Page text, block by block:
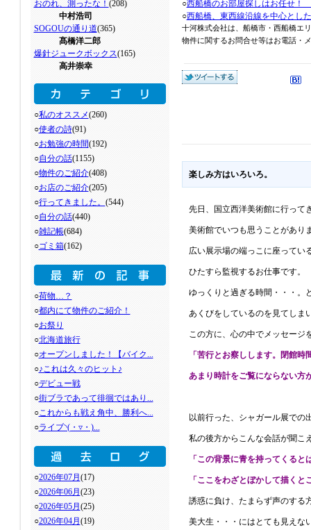
おのれ、測ったな！ (208)
中村浩司
SOGOUの通り道(365)
髙橋洋二郎
爆針ジュークボックス(165)
高井崇幸
○私のオススメ(260)
○使者の詩(91)
○お勉強の時間(192)
○自分の話(1155)
○物件のご紹介(408)
○お店のご紹介(205)
○行ってきました。 (544)
○自分の話(440)
○雑記帳(684)
○ゴミ箱(162)
○荷物…？
○都内にて物件のご紹介！
○お祭り
○北海道旅行
○オープンしました！【バイク...
○♪これは久々のヒット♪
○デビュー戦
○街ブラであって徘徊ではあり...
○これからも戦え角中、勝利へ...
○ライブ◝(・▿・)...
○2026年07月 (17)
○2026年06月 (23)
○2026年05月 (25)
○2026年04月 (19)
○西船橋のお部屋探しはお任せ！
○西船橋、東西線沿線を中心とし
十河株式会社は、船橋市・西船橋エ
物件に関するお問合せ等はお電話・
楽しみ方はいろいろ。
先日、国立西洋美術館に行って
美術館でいつも思うことがあり
広い展示場の端っこに座ってい
ひたすら監視するお仕事です。
ゆっくりと過ぎる時間・・・。
あくびをしているのを見てしま
この方に、心の中でメッセージ
「苦行とお察しします。閉館
あまり時計をご覧にならない方
以前行った、シャガール展での
私の後方からこんな会話が聞こ
「この背景に青を持ってくると
「ここをわざとぼかして描く
誘惑に負け、たまらず声のする
美大生・・・にはとても見えな